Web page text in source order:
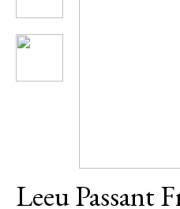
Leeu Passant